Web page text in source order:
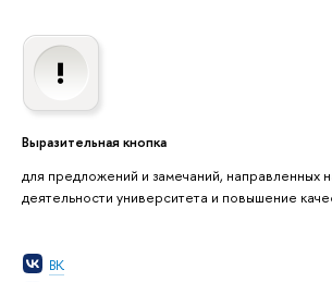
Выразительная кнопка
для предложений и замечаний, направленных
деятельности университета и повышение
ВК